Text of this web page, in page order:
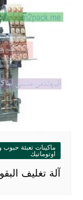
ماكينات تعبئة
اوتوماتيك
آلة تغليف